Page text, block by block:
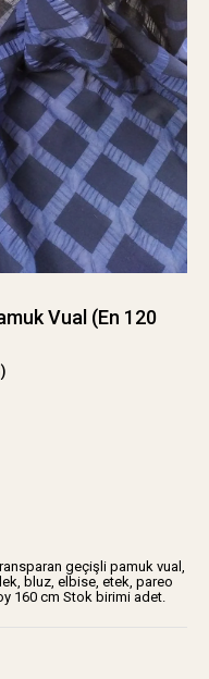
Vual (En 120
geçişli pamuk vual,
bluz, elbise, etek, pareo
160 cm Stok birimi adet.